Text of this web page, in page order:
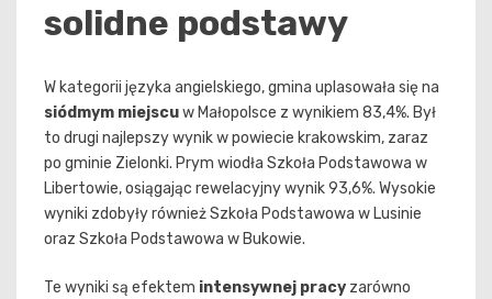
solidne podstawy
W kategorii języka angielskiego, gmina uplasowała się na
siódmym miejscuw Małopolsce z wynikiem 83,4%. Był
to drugi najlepszy wynik w powiecie krakowskim, zaraz
po gminie Zielonki. Prym wiodła Szkoła Podstawowa w
Libertowie, osiągając rewelacyjny wynik 93,6%. Wysokie
wyniki zdobyły również Szkoła Podstawowa w Lusinie
oraz Szkoła Podstawowa w Bukowie.
Te wyniki są efektem intensywnej pracy zarówno